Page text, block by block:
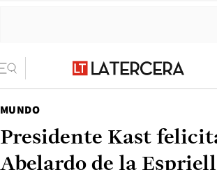
MUNDO
Presidente Kast
Abelardo de la